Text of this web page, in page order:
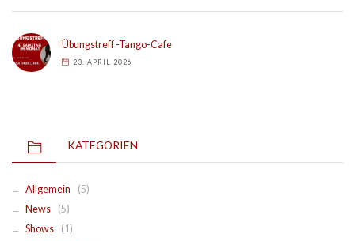
Übungstreff -Tango-Cafe
23. APRIL 2026
KATEGORIEN
Allgemein
(5)
News
(5)
Shows
(1)